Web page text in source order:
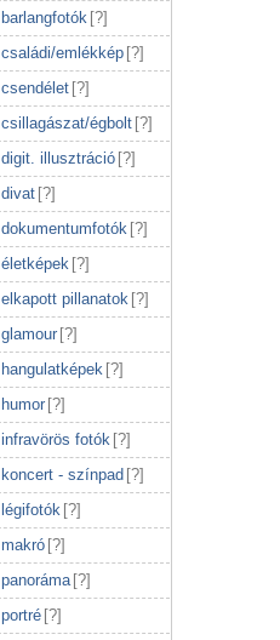
barlangfotók [?]
családi/emlékkép [?]
csendélet [?]
csillagászat/égbolt [?]
digit. illusztráció [?]
divat [?]
dokumentumfotók [?]
életképek [?]
elkapott pillanatok [?]
glamour [?]
hangulatképek [?]
humor [?]
infravörös fotók [?]
koncert - színpad [?]
légifotók [?]
makró [?]
panoráma [?]
portré [?]